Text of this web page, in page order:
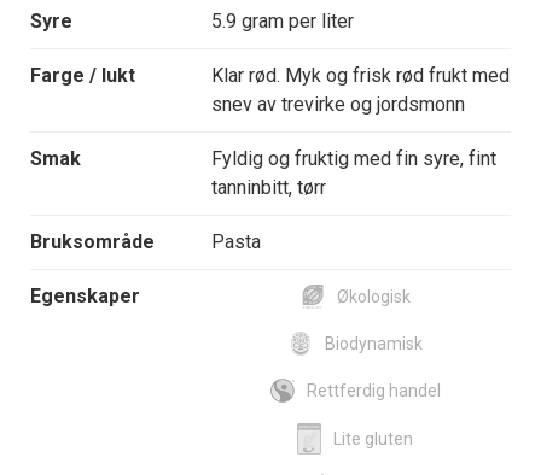
Syre 5.9 gram per liter
Farge / lukt
Klar rød. Myk og frisk rød frukt med
snev av trevirke og jordsmonn
Smak
Fyldig og fruktig med fin syre, fint
tanninbitt, tørr
Bruksområde Pasta
Egenskaper Økologisk
Biodynamisk
Rettferdig handel
Lite gluten